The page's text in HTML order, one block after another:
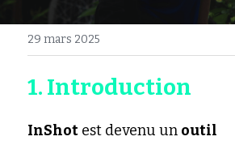
29 mars 2025
1. Introduction
InShot est devenu un outil